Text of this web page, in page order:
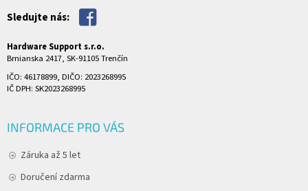
Sledujte nás:
Hardware Support s.r.o.
Brnianska 2417, SK-91105 Trenčín
IČO: 46178899, DIČO: 2023268995
IČ DPH: SK2023268995
INFORMACE PRO VÁS
Záruka až 5 let
Doručení zdarma